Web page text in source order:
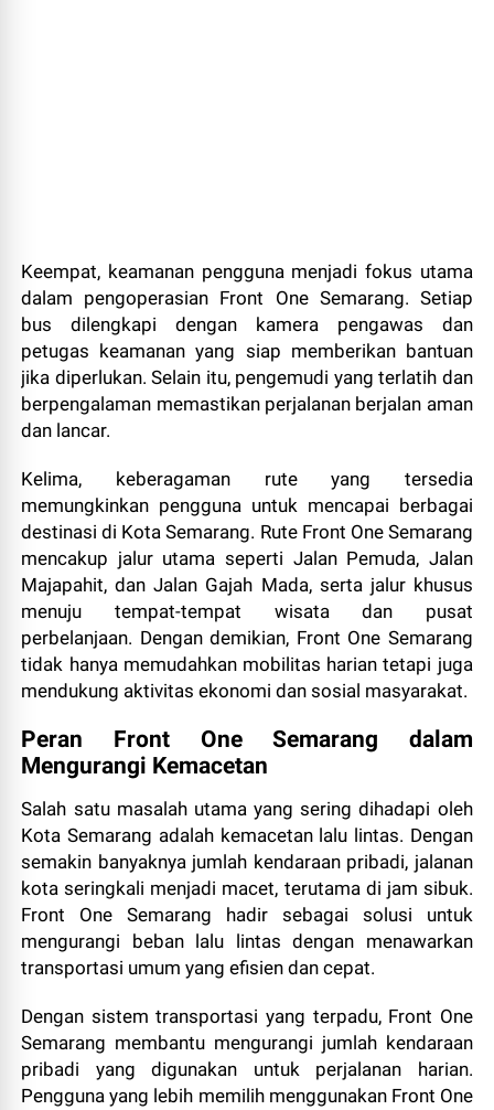
Keempat, keamanan pengguna menjadi fokus utama
dalam pengoperasian Front One Semarang. Setiap
bus dilengkapi dengan kamera pengawas dan
petugas keamanan yang siap memberikan bantuan
jika diperlukan. Selain itu, pengemudi yang terlatih dan
berpengalaman memastikan perjalanan berjalan aman
dan lancar.
Kelima, keberagaman rute yang tersedia
memungkinkan pengguna untuk mencapai berbagai
destinasi di Kota Semarang. Rute Front One Semarang
mencakup jalur utama seperti Jalan Pemuda, Jalan
Majapahit, dan Jalan Gajah Mada, serta jalur khusus
menuju tempat-tempat wisata dan pusat
perbelanjaan. Dengan demikian, Front One Semarang
tidak hanya memudahkan mobilitas harian tetapi juga
mendukung aktivitas ekonomi dan sosial masyarakat.
Peran Front One Semarang dalam
Mengurangi Kemacetan
Salah satu masalah utama yang sering dihadapi oleh
Kota Semarang adalah kemacetan lalu lintas. Dengan
semakin banyaknya jumlah kendaraan pribadi, jalanan
kota seringkali menjadi macet, terutama di jam sibuk.
Front One Semarang hadir sebagai solusi untuk
mengurangi beban lalu lintas dengan menawarkan
transportasi umum yang efisien dan cepat.
Dengan sistem transportasi yang terpadu, Front One
Semarang membantu mengurangi jumlah kendaraan
pribadi yang digunakan untuk perjalanan harian.
Pengguna yang lebih memilih menggunakan Front One